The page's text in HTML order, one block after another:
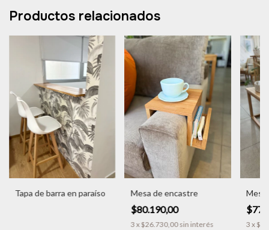
Productos relacionados
Tapa de barra en paraíso Mesa de encastre
$80.190,00
3 x$26.730,00sin interés
Mesa
3 x